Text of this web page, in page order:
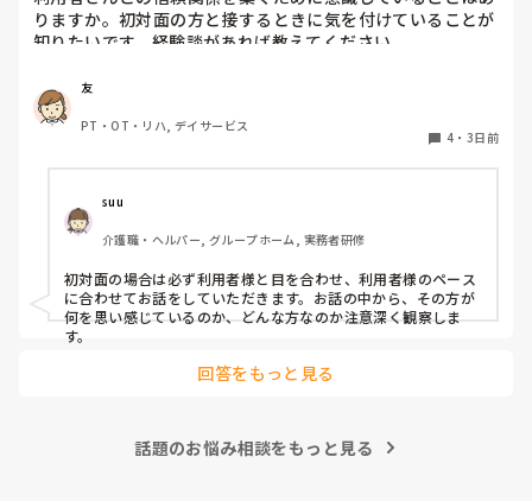
りますか。初対面の方と接するときに気を付けていることが
知りたいです。経験談があれば教えてください。
友
PT・OT・リハ, デイサービス
4 ・ 3日前
suu
介護職・ヘルパー, グループホーム, 実務者研修
初対面の場合は必ず利用者様と目を合わせ、利用者様のペース
に合わせてお話をしていただきます。お話の中から、その方が
何を思い感じているのか、どんな方なのか注意深く観察しま
す。
回答をもっと見る
話題のお悩み相談をもっと見る